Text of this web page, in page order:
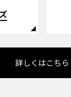
詳しくはこちら